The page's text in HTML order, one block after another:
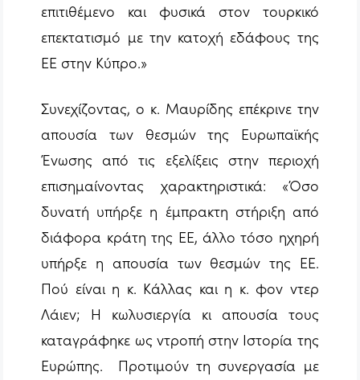
επιτιθέμενο και φυσικά στον τουρκικό
επεκτατισμό με την κατοχή εδάφους της
ΕΕ στην Κύπρο.»
Συνεχίζοντας, ο κ. Μαυρίδης επέκρινε την
απουσία των θεσμών της Ευρωπαϊκής
Ένωσης από τις εξελίξεις στην περιοχή
επισημαίνοντας χαρακτηριστικά: «Όσο
δυνατή υπήρξε η έμπρακτη στήριξη από
διάφορα κράτη της ΕΕ, άλλο τόσο ηχηρή
υπήρξε η απουσία των θεσμών της ΕΕ.
Πού είναι η κ. Κάλλας και η κ. φον ντερ
Λάιεν; Η κωλυσιεργία κι απουσία τους
καταγράφηκε ως ντροπή στην Ιστορία της
Ευρώπης. Προτιμούν τη συνεργασία με